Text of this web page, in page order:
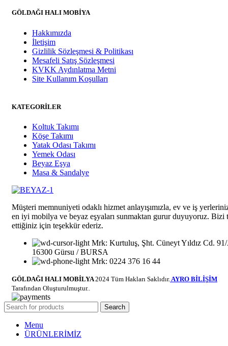
GÖLDAĞI HALI MOBİYA
Hakkımızda
İletişim
Gizlilik Sözleşmesi & Politikası
Mesafeli Satış Sözleşmesi
KVKK Aydınlatma Metni
Site Kullanım Koşulları
KATEGORİLER
Koltuk Takımı
Köşe Takımı
Yatak Odası Takımı
Yemek Odası
Beyaz Eşya
Masa & Sandalye
Müşteri memnuniyeti odaklı hizmet anlayışımızla, ev ve iş
en iyi mobilya ve beyaz eşyaları sunmaktan gurur duyuyoruz. Bizi
ettiğiniz için teşekkür ederiz.
Mrk: Kurtuluş, Şht. Cüneyt Yıldız Cd.
16300 Gürsu / BURSA
Mrk: 0224 376 16 44
GÖLDAĞI HALI MOBİLYA2024 Tüm Hakları Saklıdır. AYRO BİLİŞİM
Tarafından Oluşturulmuştur..
Search
Menu
ÜRÜNLERİMİZ